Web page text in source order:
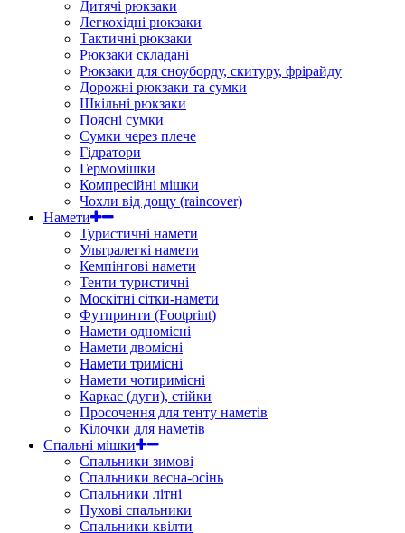
Дитячі рюкзаки
Легкохідні рюкзаки
Тактичні рюкзаки
Рюкзаки складані
Рюкзаки для сноуборду, скитуру, фрірайду
Дорожні рюкзаки та сумки
Шкільні рюкзаки
Поясні сумки
Сумки через плече
Гідратори
Гермомішки
Компресійні мішки
Чохли від дощу (raincover)
Намети
Туристичні намети
Ультралегкі намети
Кемпінгові намети
Тенти туристичні
Москітні сітки-намети
Футпринти (Footprint)
Намети одномісні
Намети двомісні
Намети тримісні
Намети чотиримісні
Каркас (дуги), стійки
Просочення для тенту наметів
Кілочки для наметів
Спальні мішки
Спальники зимові
Спальники весна-осінь
Спальники літні
Пухові спальники
Спальники квілти